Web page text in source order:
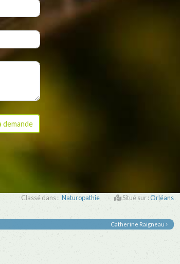
Classé dans : Naturopathie Situé sur :Orléans
Catherine Raigneau